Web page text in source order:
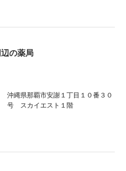
の薬局
沖縄県那覇市安謝１丁目１０番３０
号 スカイエスト１階